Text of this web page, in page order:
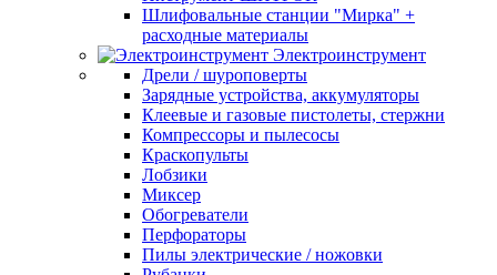
Шлифовальные станции "Мирка" +
расходные материалы
Электроинструмент
Дрели / шуроповерты
Зарядные устройства, аккумуляторы
Клеевые и газовые пистолеты, стержни
Компрессоры и пылесосы
Краскопульты
Лобзики
Миксер
Обогреватели
Перфораторы
Пилы электрические / ножовки